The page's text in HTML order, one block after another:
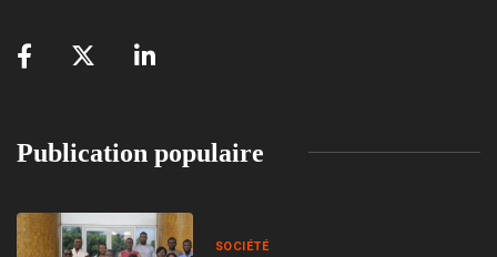
Publication populaire
SOCIÉTÉ